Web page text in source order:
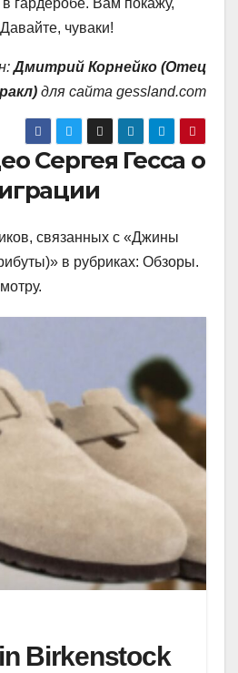
гардеробе. Вам покажу,
чуваки!
Дмитрий Корнейко (Отец
для сайта gessland.com
Сергея Гесса о
связанных с «Джины
в рубриках: Обзоры.
Birkenstock